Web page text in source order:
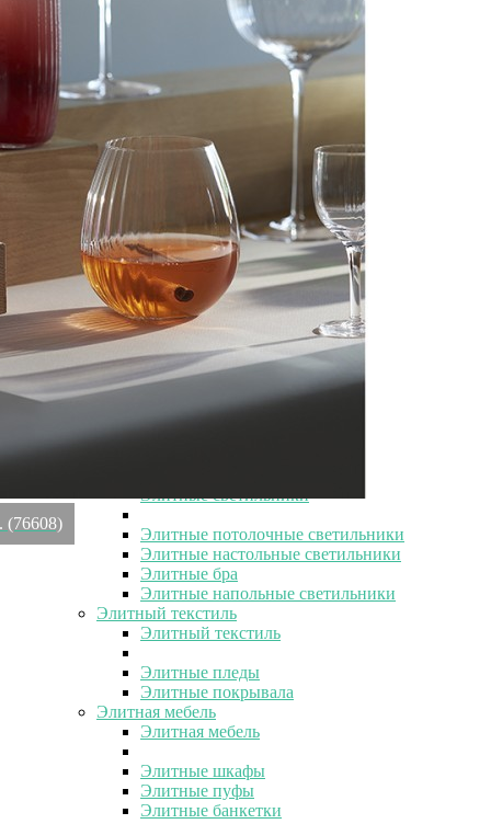
(76608)
Элитные искусственные цветы
Элитные искусственные растения
Элитные зеркала
Элитные зеркала
Элитные прямоугольные зеркала
Элитные круглые зеркала
Элитные напольные зеркала
Элитные декоративные зеркала
Необычные элитные зеркала
Элитные кашпо и горшки для цветов
Элитные кашпо и горшки для цветов
Элитные кашпо
Элитные держатели для книг
Элитные вешалки
Элитные вазы
Элитные вазы
Элитные декоративные вазы
Элитные интерьерные вазы
Элитные светильники
Элитные потолочные светильники
Элитные настольные светильники
Элитные бра
Элитные напольные светильники
Элитный текстиль
Элитный текстиль
Элитные пледы
Элитные покрывала
Элитная мебель
Элитная мебель
Элитные шкафы
Элитные пуфы
Элитные банкетки